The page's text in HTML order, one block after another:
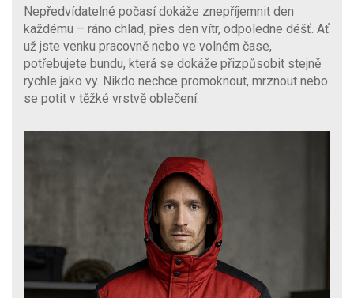
Nepředvídatelné počasí dokáže znepříjemnit den
každému – ráno chlad, přes den vítr, odpoledne déšť. Ať
už jste venku pracovně nebo ve volném čase,
potřebujete bundu, která se dokáže přizpůsobit stejně
rychle jako vy. Nikdo nechce promoknout, mrznout nebo
se potit v těžké vrstvě oblečení.